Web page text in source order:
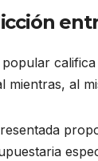
mientras, al